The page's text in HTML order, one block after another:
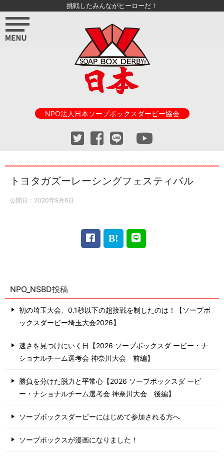
挑戦したみんながヒーローだ！
NPO法人日本ソープボックスダービー協会
トヨタガズーレーシングフェスティバル
公開日： 2020年9月6日
NPO_NSBD投稿
初の埼玉大会、0.1秒以下の超接戦を制したのは！【ソープボ
ックスダービー埼玉大会2026】
速さを見つけにいく日【2026 ソープボックスダ ービー・ナ
ショナルチーム選考会 神奈川⼤会 前編】
勝負を分けた脱力と平常心【2026 ソープボックスダ ービ
ー・ナショナルチーム選考会 神奈川⼤会 後編】
ソープボックスダービーにはじめて参加される方へ
ソープボックスが漫画になりました！